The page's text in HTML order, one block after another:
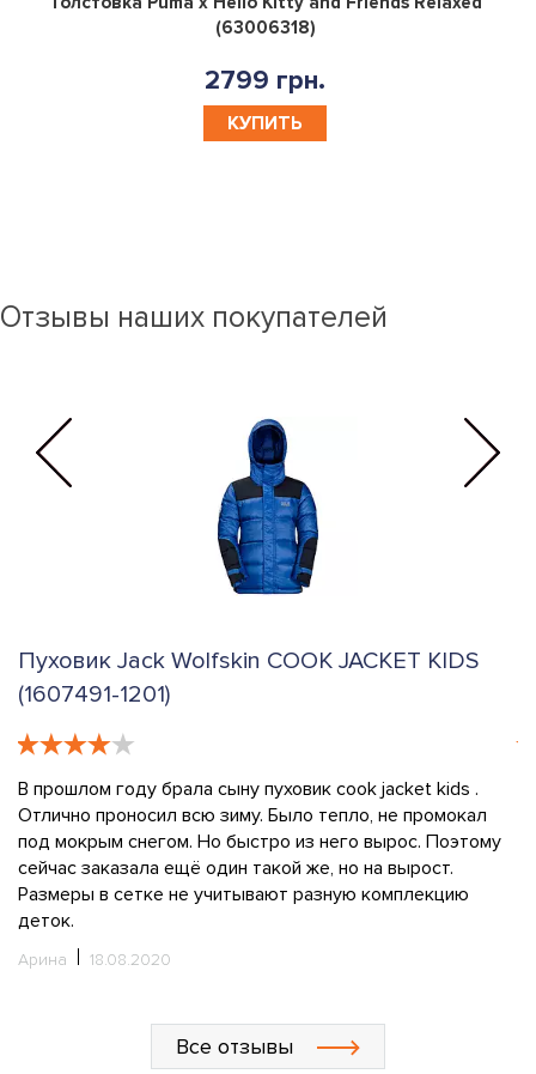
(63006318)
2799 грн.
КУПИТЬ
Отзывы наших покупателей
JACKET KIDS
cook jacket kids .
Было тепло, не промокал
из него вырос. Поэтому
же, но на вырост.
разную комплекцию
Пуховик Jack Wolfskin
Заказала пуховик cook jacket
производитель - Бангладеш, а
расстроило. Но внешне я
как будет носиться. Сын
ребенок. Надеюсь, не будет
Все отзывы